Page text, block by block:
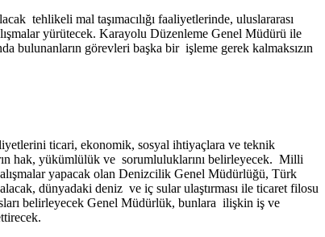
tehlikeli mal taşımacılığı faaliyetlerinde, uluslararası
yürütecek. Karayolu Düzenleme Genel Müdürü ile
bulunanların görevleri başka bir işleme gerek kalmaksızın
ticari, ekonomik, sosyal ihtiyaçlara ve teknik
hak, yükümlülük ve sorumluluklarını belirleyecek. Milli
yapacak olan Denizcilik Genel Müdürlüğü, Türk
dünyadaki deniz ve iç sular ulaştırması ile ticaret filosu
belirleyecek Genel Müdürlük, bunlara ilişkin iş ve